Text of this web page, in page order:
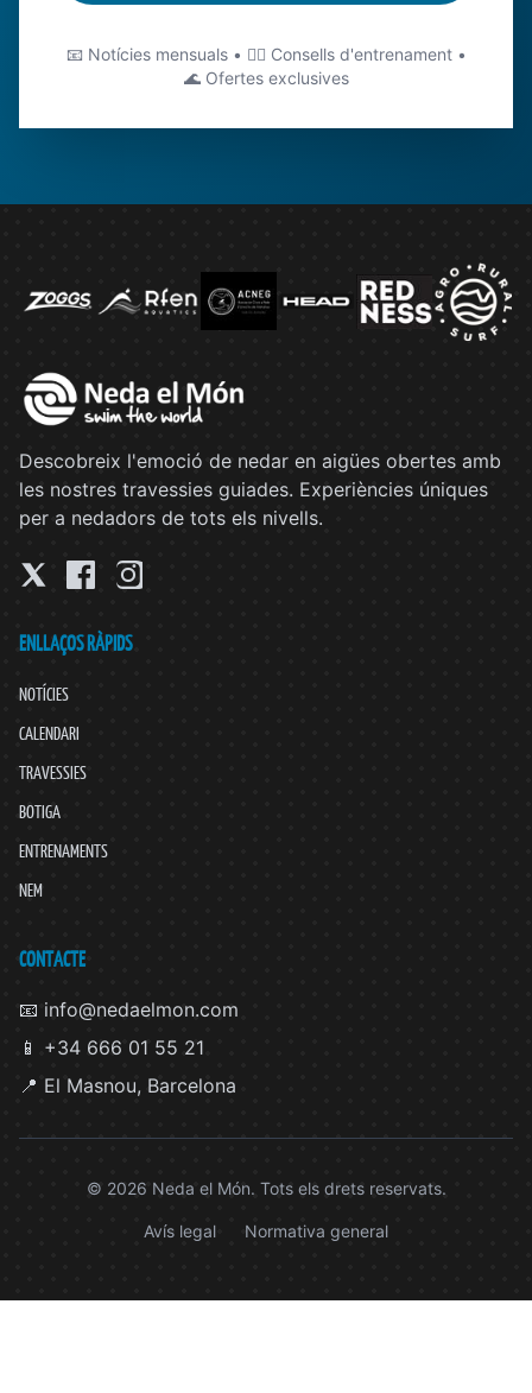
📧 Notícies mensuals • 🏊‍♂️ Consells d'entrenament •
🌊 Ofertes exclusives
Descobreix l'emoció de nedar en aigües obertes amb
les nostres travessies guiades. Experiències úniques
per a nedadors de tots els nivells.
ENLLAÇOS RÀPIDS
NOTÍCIES
CALENDARI
TRAVESSIES
BOTIGA
ENTRENAMENTS
NEM
CONTACTE
📧 info@nedaelmon.com
📱 +34 666 01 55 21
📍 El Masnou, Barcelona
© 2026 Neda el Món. Tots els drets reservats.
Avís legal Normativa general